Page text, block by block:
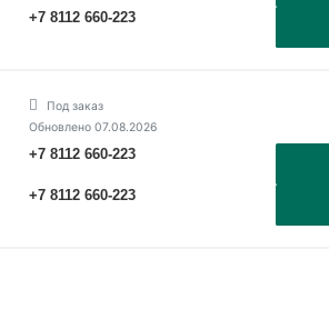
+7 8112 660-223
Под заказ
Обновлено 07.08.2026
+7 8112 660-223
+7 8112 660-223